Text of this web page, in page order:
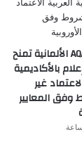
هيئة AQAS الألمانية تمنح
بالأكاديمية
غير
وفق المعايير